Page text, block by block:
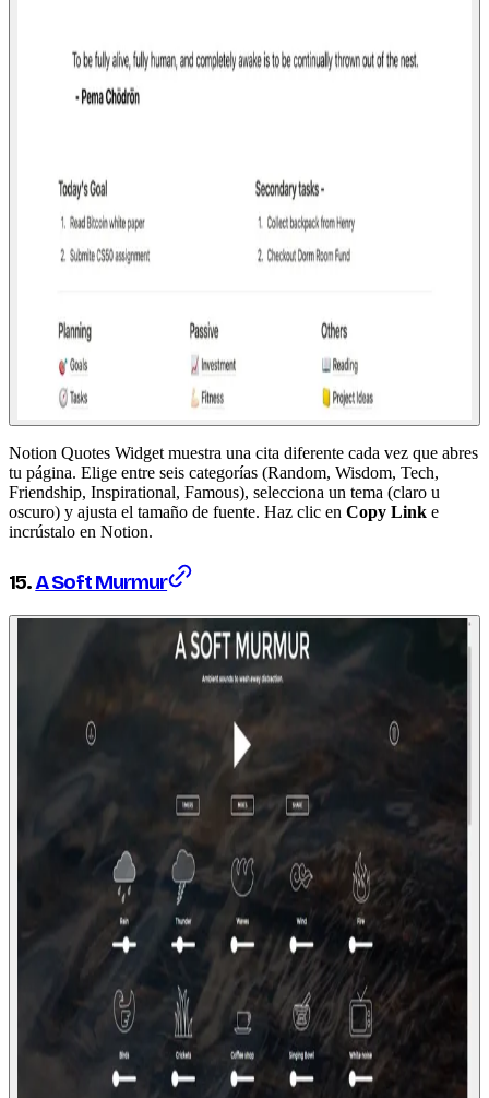
Notion Quotes Widget muestra una cita diferente cada vez que abres
tu página. Elige entre seis categorías (Random, Wisdom, Tech,
Friendship, Inspirational, Famous), selecciona un tema (claro u
oscuro) y ajusta el tamaño de fuente. Haz clic en Copy Link e
incrústalo en Notion.
15.A Soft Murmur